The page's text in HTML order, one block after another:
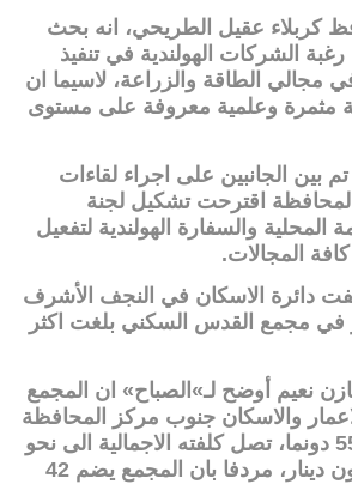
كربلاء عقيل الطريحي، انه بحث
الشركات الهولندية في تنفيذ
مجالي الطاقة والزراعة، لاسيما ان
مثمرة وعلمية معروفة على مستوى
بين الجانبين على اجراء لقاءات
المحافظة اقترحت تشكيل لجنة
والسفارة الهولندية لتفعيل
المجالات.
دائرة الاسكان في النجف الأشرف
في مجمع القدس السكني بلغت اكثر
نعيم أوضح لـ»الصباح» ان المجمع
والاسكان جنوب مركز المحافظة
وتبلغ مساحته نحو 55 دونما، تصل كلفته الاجمالية الى نحو
53 مليارا و128 مليون دينار، مردفا بان المجمع يضم 42